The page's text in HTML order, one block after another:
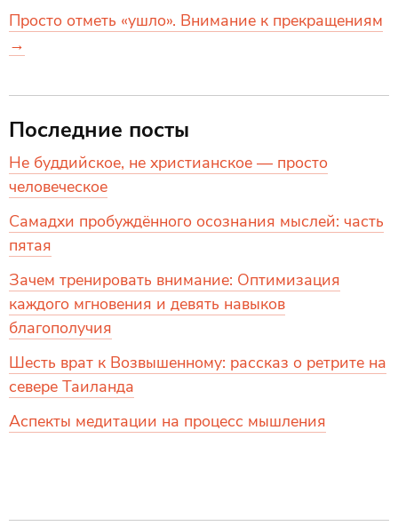
Просто отметь «ушло». Внимание к прекращениям
→
Последние посты
Не буддийское, не христианское — просто
человеческое
Самадхи пробуждённого осознания мыслей: часть
пятая
Зачем тренировать внимание: Оптимизация
каждого мгновения и девять навыков
благополучия
Шесть врат к Возвышенному: рассказ о ретрите на
севере Таиланда
Аспекты медитации на процесс мышления